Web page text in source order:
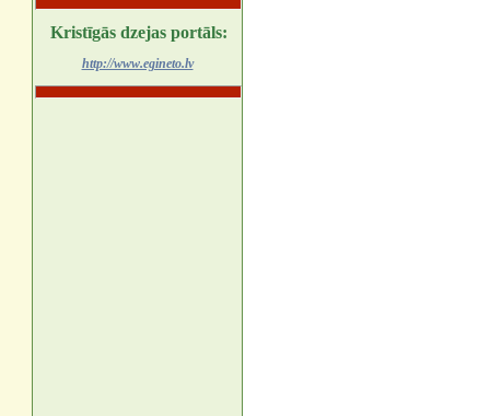
Kristīgās dzejas portāls:
http://www.egineto.lv